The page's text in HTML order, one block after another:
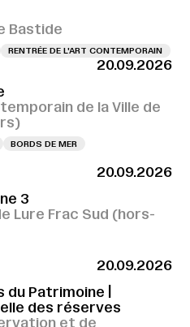
Bastide
RENTRÉE DE L'ART CONTEMPORAIN
20.09.2026
de la Ville de
BORDS DE MER
20.09.2026
3
Lure Frac Sud (hors-
20.09.2026
Patrimoine |
des réserves
et de